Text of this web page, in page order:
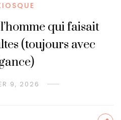
qui faisait
(toujours avec
9, 2026